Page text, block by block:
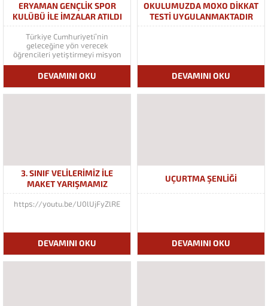
ERYAMAN GENÇLIK SPOR
KULÜBÜ ILE İMZALAR ATILDI
Türkiye Cumhuriyeti’nin
geleceğine yön verecek
öğrencileri yetiştirmeyi misyon
edinmiş öğretmen kuruluşu
okulumuz büyümeye devam
etmektedir. Eğitimde başarının
tek yönlü olmadığı bilinciyle
DEVAMINI OKU
OKULUMUZDA MOXO DİKKAT
TESTİ UYGULANMAKTADIR
DEVAMINI OKU
3. SINIF VELILERIMIZ ILE
MAKET YARIŞMAMIZ
https://youtu.be/U0lUjFyZlRE
DEVAMINI OKU
UÇURTMA ŞENLIĞI
DEVAMINI OKU